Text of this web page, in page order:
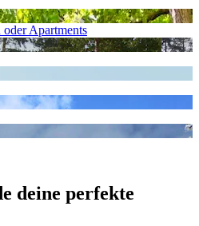
Apartments
deine perfekte